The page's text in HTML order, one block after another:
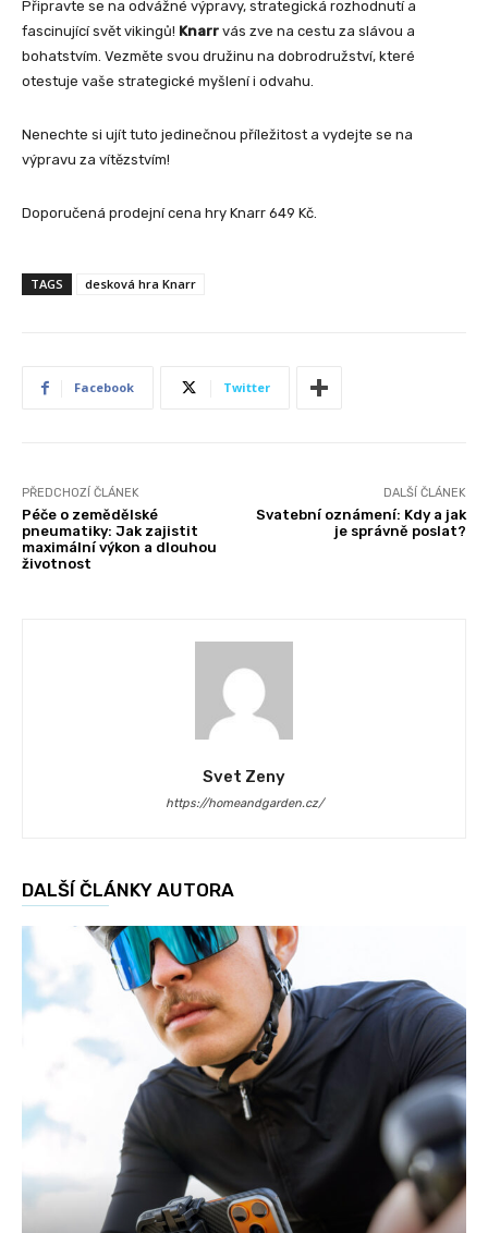
Připravte se na odvážné výpravy, strategická rozhodnutí a
fascinující svět vikingů! Knarr vás zve na cestu za slávou a
bohatstvím. Vezměte svou družinu na dobrodružství, které
otestuje vaše strategické myšlení i odvahu.
Nenechte si ujít tuto jedinečnou příležitost a vydejte se na
výpravu za vítězstvím!
Doporučená prodejní cena hry Knarr 649 Kč.
TAGS desková hra Knarr
Facebook Twitter
PŘEDCHOZÍ ČLÁNEK
Péče o zemědělské
pneumatiky: Jak zajistit
maximální výkon a dlouhou
životnost
DALŠÍ ČLÁNEK
Svatební oznámení: Kdy a jak
je správně poslat?
Svet Zeny
https://homeandgarden.cz/
DALŠÍ ČLÁNKY AUTORA